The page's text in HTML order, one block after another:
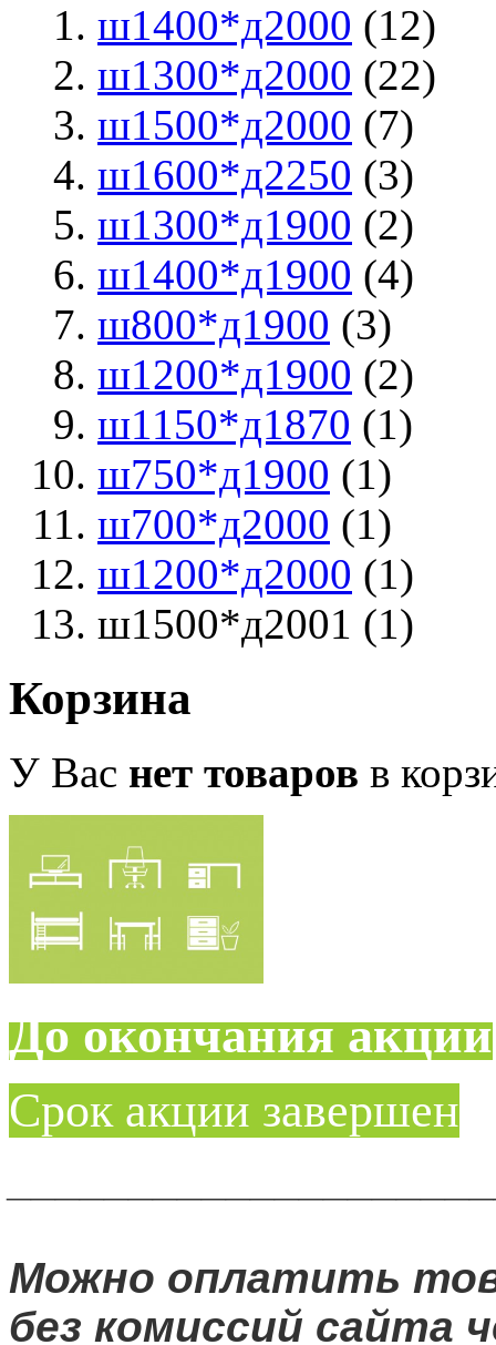
ш1400*д2000 (12)
ш1300*д2000 (22)
ш1500*д2000 (7)
ш1600*д2250 (3)
ш1300*д1900 (2)
ш1400*д1900 (4)
ш800*д1900 (3)
ш1200*д1900 (2)
ш1150*д1870 (1)
ш750*д1900 (1)
ш700*д2000 (1)
ш1200*д2000 (1)
ш1500*д2001 (1)
Корзина
У Вас нет товаров в
До окончания акции
Срок акции завершен
Можно оплатить
без комиссий сайта